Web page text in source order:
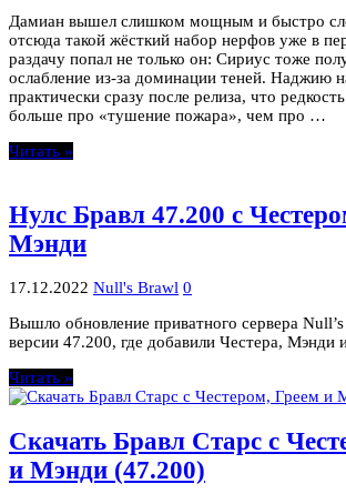
Дамиан вышел слишком мощным и быстро
отсюда такой жёсткий набор нерфов уже в
раздачу попал не только он: Сириус тоже
ослабление из-за доминации теней. Наджию
практически сразу после релиза, что
больше про «тушение пожара», чем про …
Читать »
Нулс Бравл 47.200 с
Мэнди
17.12.2022 Null's Brawl 0
Вышло обновление приватного сервера
версии 47.200, где добавили Честера, Мэнди
Читать »
Скачать Бравл Старс с
и Мэнди (47.200)